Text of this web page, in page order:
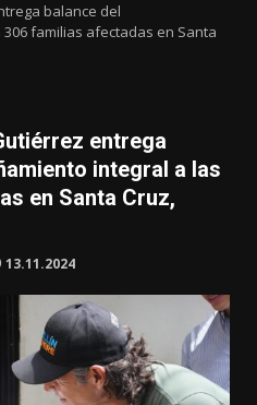
balance del
familias afectadas en Santa
entrega
integral a las
en Santa Cruz,
13.11.2024